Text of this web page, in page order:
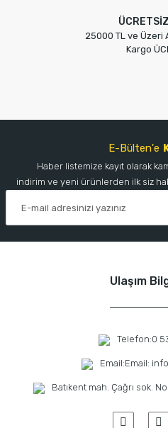
25000 TL ve Üzeri
Kargo
E-Bülten'e
Haber listemize kayıt olarak
indirim ve yeni ürünlerden ilk siz
Ulaşım
Telefon:0
Email:Email:
Batıkent mah. Çağrı sok.